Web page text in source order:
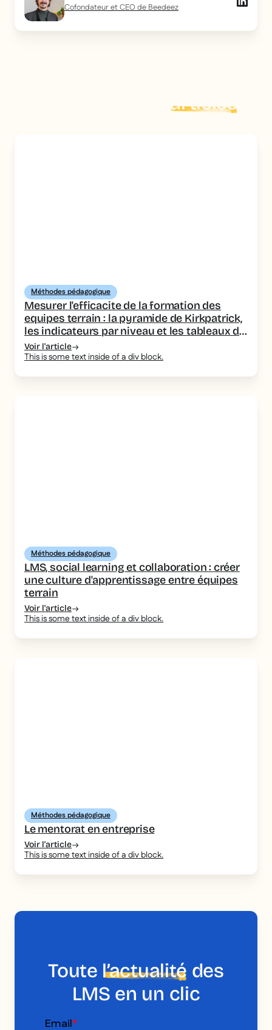
Cofondateur et CEO de Beedeez
articles
Méthodes pédagogique
Mesurer l'efficacite de la formation des
equipes terrain : la pyramide de Kirkpatrick,
les indicateurs par niveau et les tableaux de
bord a piloter
Voir l'article
This is some text inside of a div block.
Méthodes pédagogique
LMS, social learning et collaboration : créer
une culture d'apprentissage entre équipes
terrain
Voir l'article
This is some text inside of a div block.
Méthodes pédagogique
Le mentorat en entreprise
Voir l'article
This is some text inside of a div block.
Toute l’actualité des
LMS en un clic